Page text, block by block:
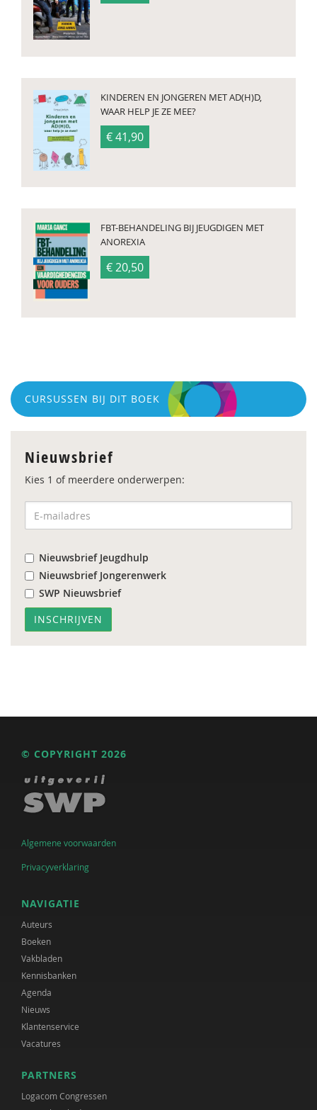
KINDEREN EN JONGEREN MET AD(H)D,
WAAR HELP JE ZE MEE?
€ 41,90
FBT-BEHANDELING BIJ JEUGDIGEN MET
ANOREXIA
€ 20,50
CURSUSSEN BIJ DIT BOEK
Nieuwsbrief
Kies 1 of meerdere onderwerpen:
Nieuwsbrief Jeugdhulp
Nieuwsbrief Jongerenwerk
SWP Nieuwsbrief
© COPYRIGHT 2026
Algemene voorwaarden
Privacyverklaring
NAVIGATIE
Auteurs
Boeken
Vakbladen
Kennisbanken
Agenda
Nieuws
Klantenservice
Vacatures
PARTNERS
Logacom Congressen